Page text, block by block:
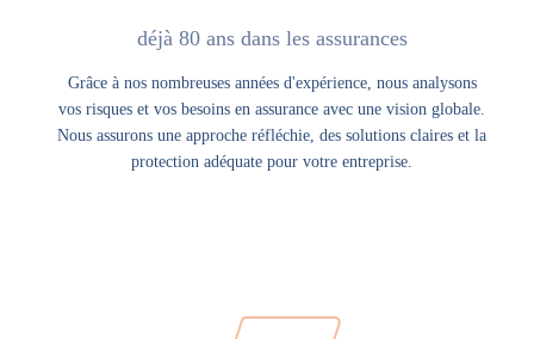
déjà 80 ans dans les assurances
Grâce à nos nombreuses années d'expérience, nous analysons
vos risques et vos besoins en assurance avec une vision globale.
Nous assurons une approche réfléchie, des solutions claires et la
protection adéquate pour votre entreprise.